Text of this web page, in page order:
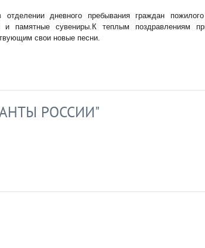
дневного пребывания граждан
памятные сувениры.К теплым поздравлениям
свои новые песни.
РОССИИ"